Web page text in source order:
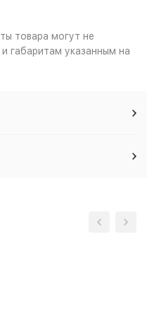
товара могут не
габаритам указанным на